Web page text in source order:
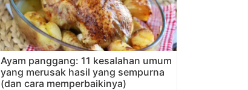
Ayam panggang: 11 kesalahan umum
yang merusak hasil yang sempurna
(dan cara memperbaikinya)